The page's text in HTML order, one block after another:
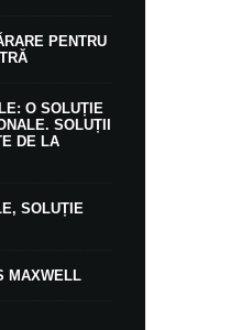
PENTRU
O SOLUȚIE
SOLUȚII
DE LA
SOLUȚIE
MAXWELL